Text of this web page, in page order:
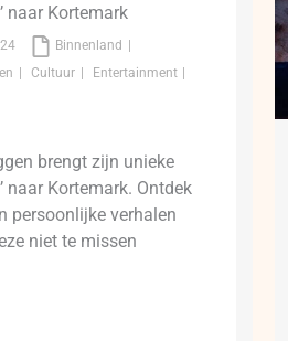
naar Kortemark
Binnenland
Cultuur
Entertainment
brengt zijn unieke
naar Kortemark. Ontdek
persoonlijke verhalen
niet te missen